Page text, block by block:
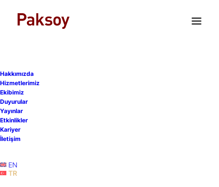
Hakkımızda
Hizmetlerimiz
Ekibimiz
Duyurular
Yayınlar
Etkinlikler
Kariyer
İletişim
EN
TR
Sigorta Acenteleri
Yönetmeliği’nde önemli